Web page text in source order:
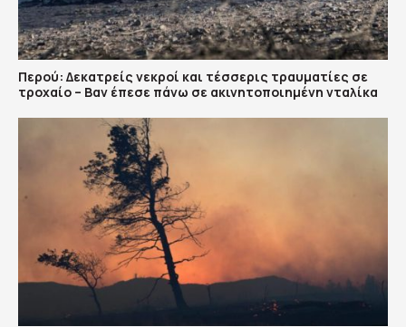
Περού: Δεκατρείς νεκροί και τέσσερις τραυματίες σε
τροχαίο – Βαν έπεσε πάνω σε ακινητοποιημένη νταλίκα